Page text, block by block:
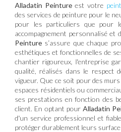
Alladatin Peintureest votre
des services de peinture pour le
pour les particuliers que pour
accompagnement personnalisé et
Peinture s’assure que chaque
esthétiques et fonctionnelles de
chantier rigoureux, l'entreprise
qualité, réalisés dans le respect
vigueur. Que ce soit pour des
espaces résidentiels ou
ses prestations en fonction des
client. En optant pourAlladatin
d'un service professionnel et
protéger durablement leurs